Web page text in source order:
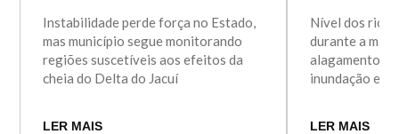
Instabilidade perde força no Estado,
mas município segue monitorando
regiões suscetíveis aos efeitos da
cheia do Delta do Jacuí
LER MAIS
Nível dos rios
durante a
alagamentos
inundação em
LER MAIS